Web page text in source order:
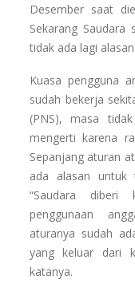
Desember saat
Sekarang
tidak ada lagi
Kuasa pengguna
sudah bekerja
(PNS), masa
mengerti karena
Sepanjang aturan
ada alasan untuk
“Saudara diberi
penggunaan
aturanya sudah
yang keluar dari
katanya.